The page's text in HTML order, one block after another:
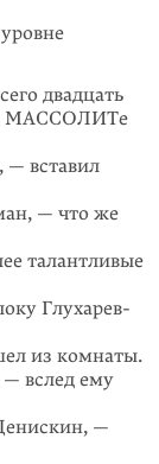
двадцать
в МАССОЛИТе
— вставил
— что же
талантливые
Глухарев-
из комнаты.
вслед ему
—